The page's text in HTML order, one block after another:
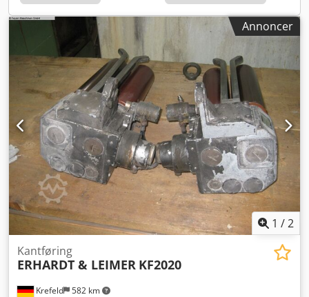
Annoncer
1 /2
Krefeld 582 km
Kantføring
ERHARDT & LEIMER KF2020